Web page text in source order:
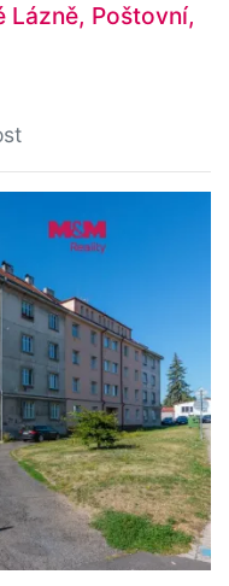
Lázně, Poštovní,